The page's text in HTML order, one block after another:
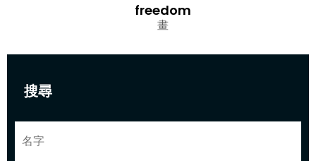
搜尋
freedom
畫